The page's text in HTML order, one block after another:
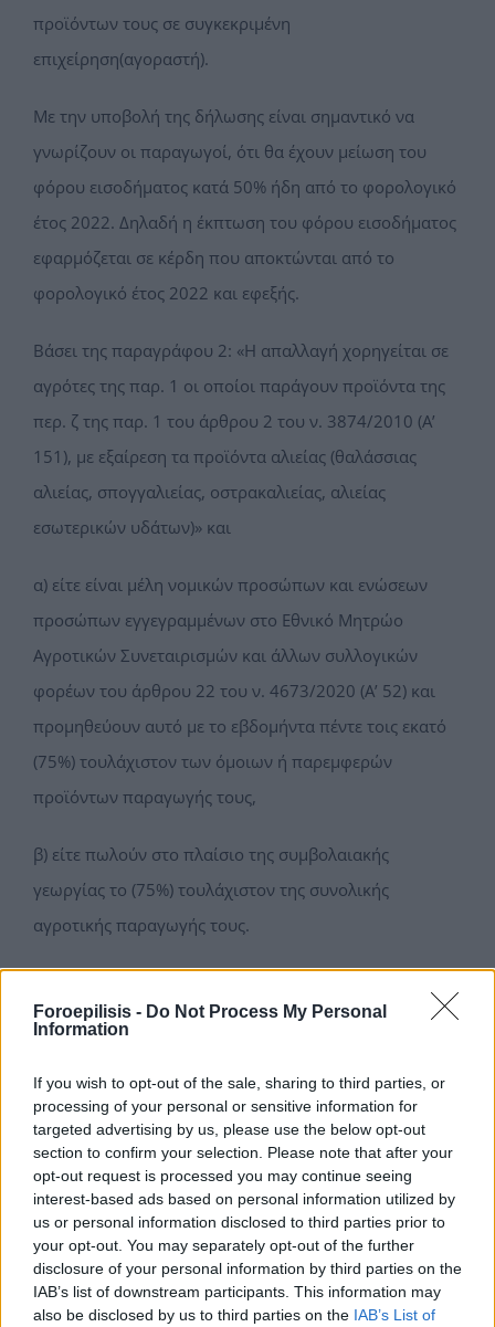
Foroepilisis - Do Not Process My Personal
Information
If you wish to opt-out of the sale, sharing to third parties, or
processing of your personal or sensitive information for
targeted advertising by us, please use the below opt-out
section to confirm your selection. Please note that after your
opt-out request is processed you may continue seeing
interest-based ads based on personal information utilized by
us or personal information disclosed to third parties prior to
your opt-out. You may separately opt-out of the further
disclosure of your personal information by third parties on the
IAB’s list of downstream participants. This information may
also be disclosed by us to third parties on the IAB’s List of
προϊόντων τους σε συγκεκριμένη
επιχείρηση(αγοραστή).
Με την υποβολή της δήλωσης είναι σημαντικό να
γνωρίζουν οι παραγωγοί, ότι θα έχουν μείωση του
φόρου εισοδήματος κατά 50% ήδη από το φορολογικό
έτος 2022. Δηλαδή η έκπτωση του φόρου εισοδήματος
εφαρμόζεται σε κέρδη που αποκτώνται από το
φορολογικό έτος 2022 και εφεξής.
Βάσει της παραγράφου 2: «Η απαλλαγή χορηγείται σε
αγρότες της παρ. 1 οι οποίοι παράγουν προϊόντα της
περ. ζ της παρ. 1 του άρθρου 2 του ν. 3874/2010 (Α’
151), µε εξαίρεση τα προϊόντα αλιείας (θαλάσσιας
αλιείας, σπογγαλιείας, οστρακαλιείας, αλιείας
εσωτερικών υδάτων)» και
α) είτε είναι µέλη νομικών προσώπων και ενώσεων
προσώπων εγγεγραµµένων στο Εθνικό Μητρώο
Αγροτικών Συνεταιρισμών και άλλων συλλογικών
φορέων του άρθρου 22 του ν. 4673/2020 (Α’ 52) και
προμηθεύουν αυτό µε το εβδομήντα πέντε τοις εκατό
(75%) τουλάχιστον των όμοιων ή παρεμφερών
προϊόντων παραγωγής τους,
β) είτε πωλούν στο πλαίσιο της συµβολαιακής
γεωργίας το (75%) τουλάχιστον της συνολικής
αγροτικής παραγωγής τους.
συναφθεί τουλάχιστον (1) σύμβαση συµβολαιακής
και την παρούσα απόφαση, ανά προϊόν ή παρεμφερή
προϊόντα, µε την οποία ο παραγωγός δεσμεύεται για
την πώληση ποσοτήτων ίσων µε το εβδομήντα πέντε
τοις εκατό (75%) τουλάχιστον των όμοιων ή
παρεμφερών προϊόντων παραγωγής του…].
Για να κατοχυρωθεί η μείωση φόρου 50% σε αγρότες
χωρίς να συμμετέχουν σε συνεργατικό σχήμα όλα τα